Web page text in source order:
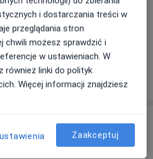
- Neurolog
są ceny?
i dostarczania treści w
przeglądania stron
chwili możesz sprawdzić i
w ustawieniach. W
również linki do polityk
Więcej informacji znajdziesz
Zaakceptuj